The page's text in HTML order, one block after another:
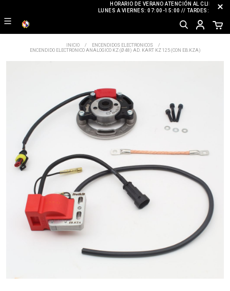
INICIO
ENCENDIDOS ELECTRONICOS
ENCENDIDO ELECTRONICO ANALOGICO KZ (Ø 48) AD. KART KZ 125 (CON EB.KZA)
HORARIO DE VERANO ATENCIÓN AL CLIENTE
LUNES A VIERNES: 07:00-15:00 // TARDES: